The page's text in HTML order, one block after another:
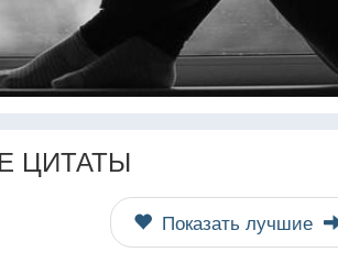
ЦИТАТЫ
Показать лучшие